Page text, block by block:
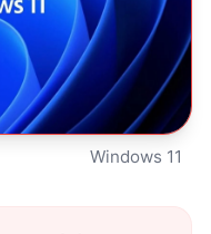
Windows 11